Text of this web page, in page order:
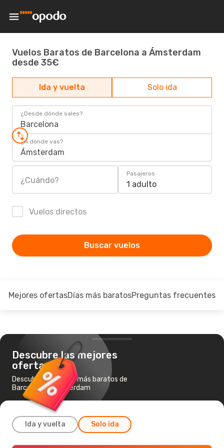
Vuelos Baratos de Barcelona a Ámsterdam
desde 35€
Ida y vuelta Solo ida
¿Desde dónde sales?
Barcelona
¿A dónde vas?
Ámsterdam
¿Cuándo?
Pasajeros
1 adulto
Vuelos directos
Buscar vuelos
Mejores ofertasDías más baratosPreguntas frecuentes
Descubre las mejores
ofertas
Descubre los vuelos más baratos de
Barcelona a Ámsterdam
Ida y vuelta Solo ida